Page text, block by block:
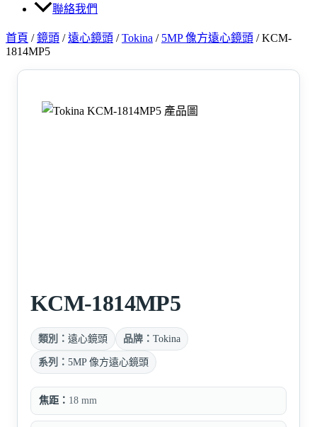
聯絡我們
首頁 /鏡頭 /遠心鏡頭 /Tokina / 5MP 像方遠心鏡頭 /KCM-
1814MP5
KCM-1814MP5
類別： 遠心鏡頭 品牌： Tokina
系列： 5MP 像方遠心鏡頭
焦距： 18 mm